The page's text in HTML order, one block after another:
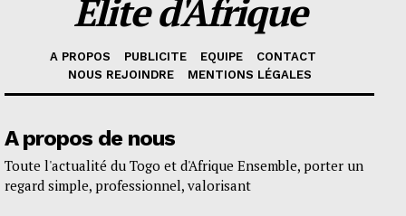
Elite d'Afrique
A PROPOS PUBLICITE EQUIPE
CONTACT
NOUS REJOINDRE
MENTIONS LÉGALES
A propos de nous
Toute l'actualité du Togo et d'Afrique Ensemble, porter un
regard simple, professionnel, valorisant